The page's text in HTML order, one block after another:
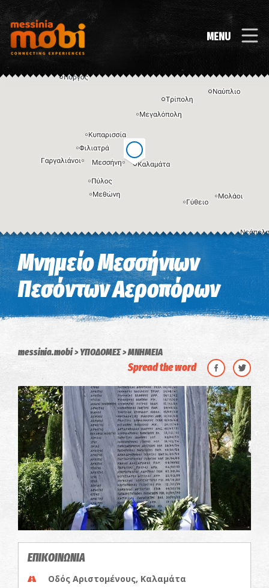
MENU
Η εικόνα ενδέχεται να υπόκειται σε πνευματικά δικαιώματα Όροι
Μνημείο Μεσσήνιων
Πεσόντων Αεροπόρων
messinia.mobi ΥΠΟΔΟΜΕΣ MNHMEIA
Spread the word
ΕΠΙΚΟΙΝΩΝΙΑ
Οδός Αριστομένους, Καλαμάτα